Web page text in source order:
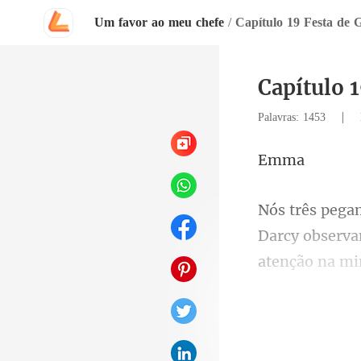
Um favor ao meu chefe / Capítulo 19 Festa de
Capítulo
Palavras: 1453 |
m
y
atenção na mi